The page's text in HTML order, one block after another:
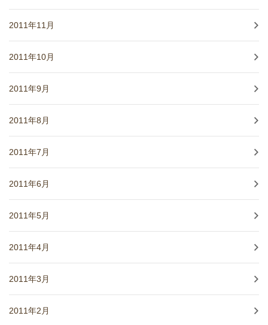
2011年11月
2011年10月
2011年9月
2011年8月
2011年7月
2011年6月
2011年5月
2011年4月
2011年3月
2011年2月